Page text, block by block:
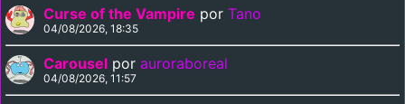
Curse of the Vampire por Tano
04/08/2026, 18:35
Carousel por auroraboreal
04/08/2026, 11:57